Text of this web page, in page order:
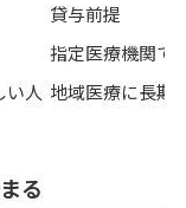
貸与前提
指定医療機関で
い人 地域医療に長期
る